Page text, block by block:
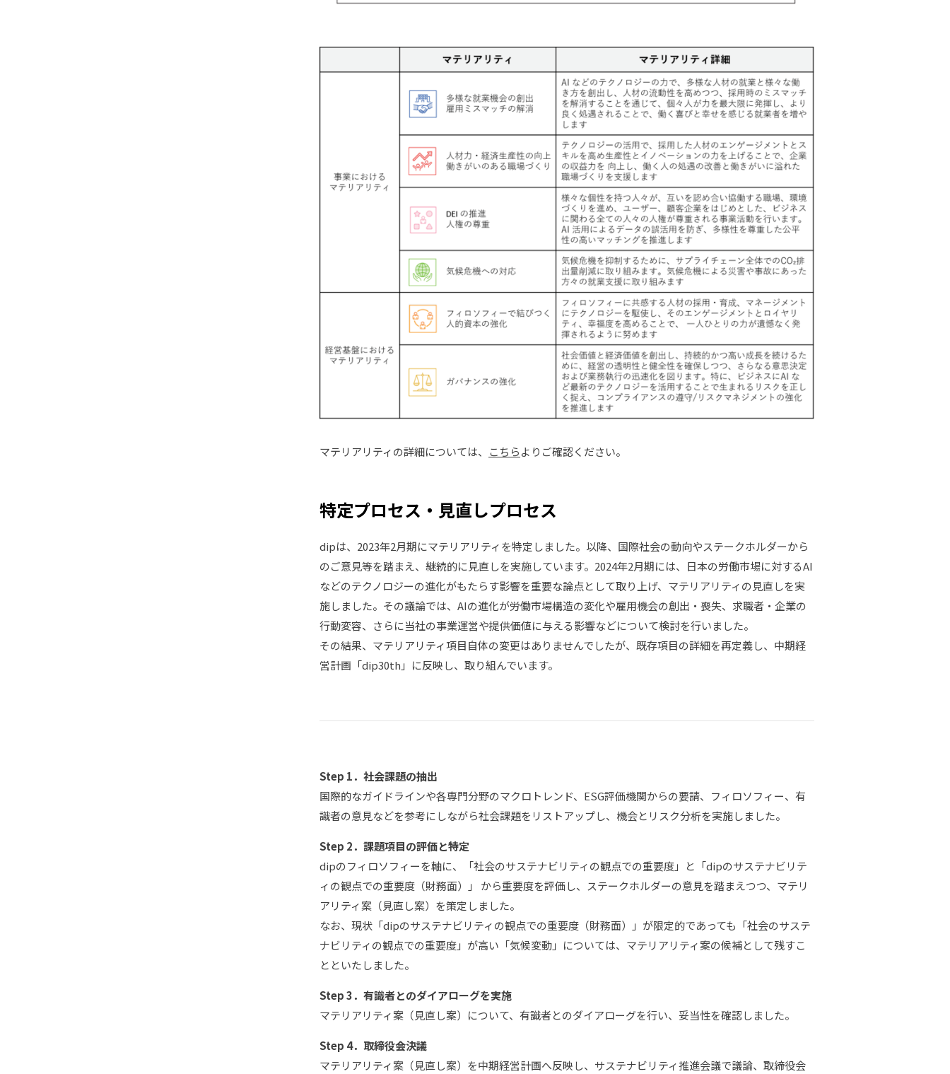
マテリアリティの詳細については、 こちらよりご確認ください。
特定プロセス・見直しプロセス
dipは、2023年2月期にマテリアリティを特定しました。以降、国際社会の動向やステークホルダーから
のご意見等を踏まえ、継続的に見直しを実施しています。2024年2月期には、日本の労働市場に対するAI
などのテクノロジーの進化がもたらす影響を重要な論点として取り上げ、マテリアリティの見直しを実
施しました。その議論では、AIの進化が労働市場構造の変化や雇用機会の創出・喪失、求職者・企業の
行動変容、さらに当社の事業運営や提供価値に与える影響などについて検討を行いました。
その結果、マテリアリティ項目自体の変更はありませんでしたが、既存項目の詳細を再定義し、中期経
営計画「dip30th」に反映し、取り組んでいます。
Step 1．社会課題の抽出
国際的なガイドラインや各専門分野のマクロトレンド、ESG評価機関からの要請、フィロソフィー、有
識者の意見などを参考にしながら社会課題をリストアップし、機会とリスク分析を実施しました。
Step 2．課題項目の評価と特定
dipのフィロソフィーを軸に、「社会のサステナビリティの観点での重要度」と「dipのサステナビリテ
ィの観点での重要度（財務面）」 から重要度を評価し、ステークホルダーの意見を踏まえつつ、マテリ
アリティ案（見直し案）を策定しました。
なお、現状「dipのサステナビリティの観点での重要度（財務面）」が限定的であっても「社会のサステ
ナビリティの観点での重要度」が高い「気候変動」については、マテリアリティ案の候補として残すこ
とといたしました。
Step3．有識者とのダイアローグを実施
マテリアリティ案（見直し案）について、有識者とのダイアローグを行い、妥当性を確認しました。
Step 4．取締役会決議
マテリアリティ案（見直し案）を中期経営計画へ反映し、サステナビリティ推進会議で議論、取締役会